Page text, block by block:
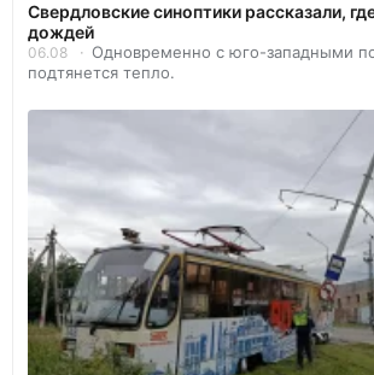
Свердловские синоптики рассказали,
дождей
06.08
Одновременно с юго-западными
подтянется тепло.